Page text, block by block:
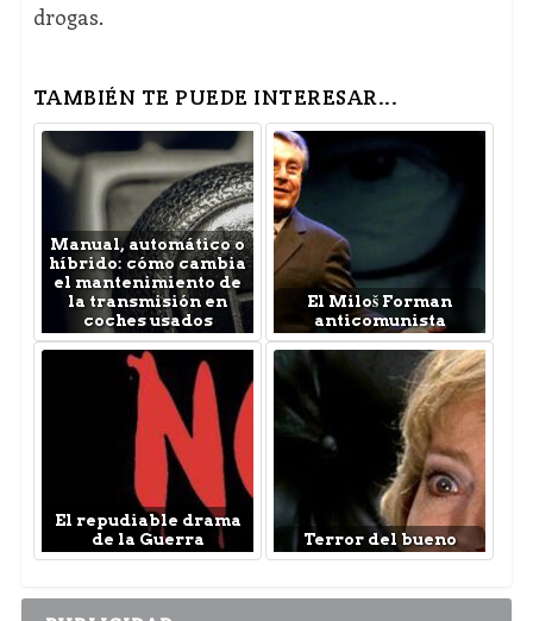
drogas.
TAMBIÉN TE PUEDE INTERESAR...
Manual, automático o
híbrido: cómo cambia
el mantenimiento de
la transmisión en
coches usados
El Miloš Forman
anticomunista
El repudiable drama
de la Guerra
Terror del bueno